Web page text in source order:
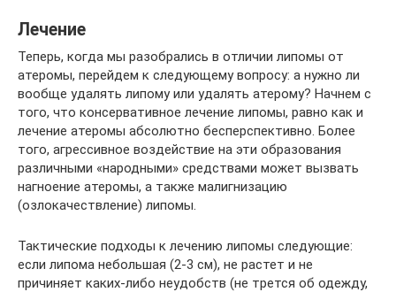
Лечение
Теперь, когда мы разобрались в отличии липомы от
атеромы, перейдем к следующему вопросу: а нужно ли
вообще удалять липому или удалять атерому? Начнем с
того, что консервативное лечение липомы, равно как и
лечение атеромы абсолютно бесперспективно. Более
того, агрессивное воздействие на эти образования
различными «народными» средствами может вызвать
нагноение атеромы, а также малигнизацию
(озлокачествление) липомы.
Тактические подходы к лечению липомы следующие:
если липома небольшая (2-3 см), не растет и не
причиняет каких-либо неудобств (не трется об одежду,